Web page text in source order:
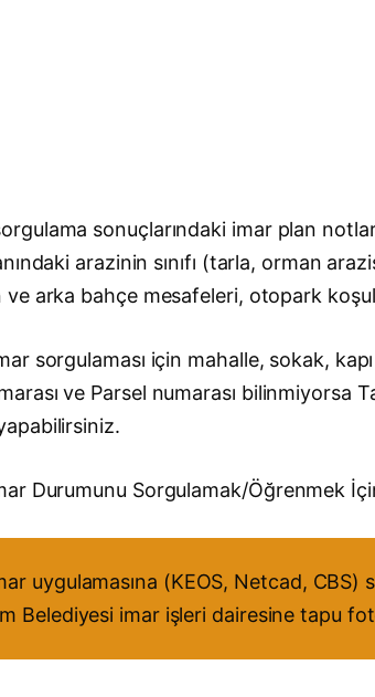
sonuçlarındaki imar plan
arazinin sınıfı (tarla, orman
arka bahçe mesafeleri, otopark
sorgulaması için mahalle, sokak,
ve Parsel numarası bilinmiyorsa
Durumunu Sorgulamak/Öğrenmek
uygulamasına (KEOS, Netcad, CBS)
Belediyesi imar işleri dairesine tapu